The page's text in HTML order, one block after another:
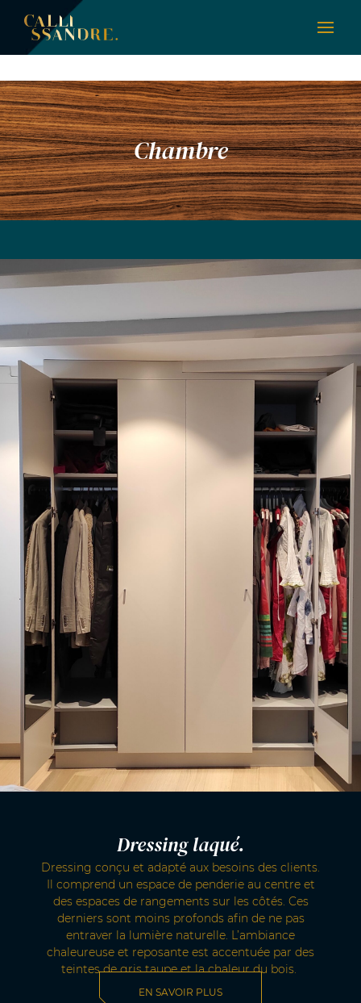
Chambre
Dressing laqué.
Dressing conçu et adapté aux besoins des clients.
Il comprend un espace de penderie au centre et
des espaces de rangements sur les côtés. Ces
derniers sont moins profonds afin de ne pas
entraver la lumière naturelle. L’ambiance
chaleureuse et reposante est accentuée par des
teintes de gris taupe et la chaleur du bois.
EN SAVOIR PLUS